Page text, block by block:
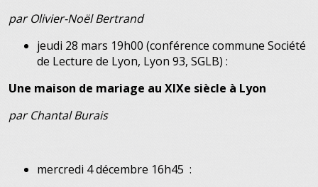
par Olivier-Noël Bertrand
jeudi 28 mars 19h00 (conférence commune Société
de Lecture de Lyon, Lyon 93, SGLB) :
Une maison de mariage au XIXe siècle à Lyon
par Chantal Burais
mercredi 4 décembre 16h45 :